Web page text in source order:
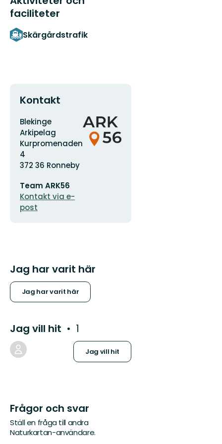
faciliteter
Skärgårdstrafik
Kontakt
Adress
Blekinge
Arkipelag
Kurpromenaden
4
372 36 Ronneby
postadress
Team ARK56
Kontakt via e-
post
Organisationens
logotyp
Jag har varit här
Jag har varit här
Jag vill hit 1
Jag vill hit
Frågor och svar
Ställ en fråga till andra
Naturkartan-användare.